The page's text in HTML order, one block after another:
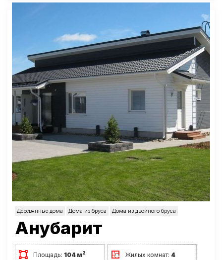
Деревянные дома Дома из бруса Дома из двойного бруса
Анубарит
Площадь: 104 м2 Жилых комнат: 4